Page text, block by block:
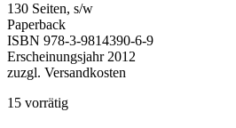
130 Seiten, s/w
Paperback
ISBN 978-3-9814390-6-9
Erscheinungsjahr 2012
zuzgl. Versandkosten
15 vorrätig